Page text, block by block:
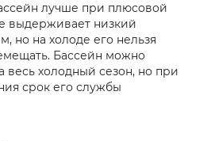
лучше при плюсовой
выдерживает низкий
но на холоде его нельзя
Бассейн можно
весь холодный сезон, но при
срок его службы